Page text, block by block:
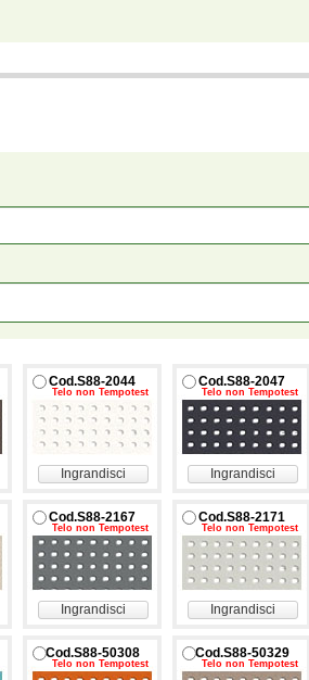
Cod.S88-2044
Telo non Tempotest
Ingrandisci
Cod.S88-2047
Telo non Tempotest
Ingrandisci
Cod.S88-2167
Telo non Tempotest
Ingrandisci
Cod.S88-2171
Telo non Tempotest
Ingrandisci
Cod.S88-50308
Telo non Tempotest
Cod.S88-50329
Telo non Tempotest